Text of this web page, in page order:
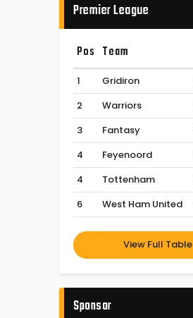
Premier League
Pos Team
1 Gridiron
2
Warriors
3
Fantasy
4
Feyenoord
4
Tottenham
6
West Ham United
View Full Table
Sponsor